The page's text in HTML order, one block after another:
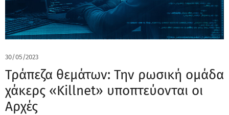
30/05/2023
Τράπεζα θεμάτων: Την ρωσική ομάδα
χάκερς «Killnet» υποπτεύονται οι
Αρχές